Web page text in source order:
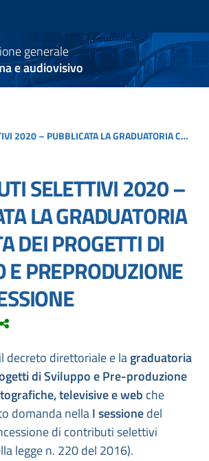
generale
e audiovisivo
CONTRIBUTI SELETTIVI 2020 – PUBBLICATA LA GRADUATORIA COMPLETA DEI PROGETTI DI SVILUPPO E PREPRODUZIONE DELLA I SESSIONE
SELETTIVI 2020 –
LA GRADUATORIA
DEI PROGETTI DI
E PREPRODUZIONE
decreto direttoriale e lagraduatoria
di Sviluppo e Pre-produzione
televisive e web che
domanda nellaI sessionedel
di contributi selettivi
legge n. 220 del 2016).